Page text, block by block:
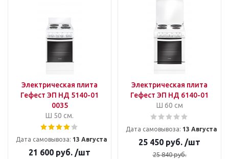
Электрическая плита
Гефест ЭП НД 5140-01
0035
Ш 50 см.
Дата самовывоза: 13 Августа
21 600 руб. /шт
Электрическая плита
Гефест ЭП НД 6140-01
Ш 60 см
Дата самовывоза: 13 Августа
25 450 руб. /шт
25 840руб.